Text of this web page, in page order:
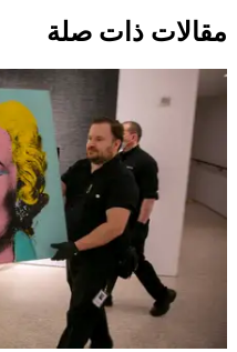
مقالات ذات صلة